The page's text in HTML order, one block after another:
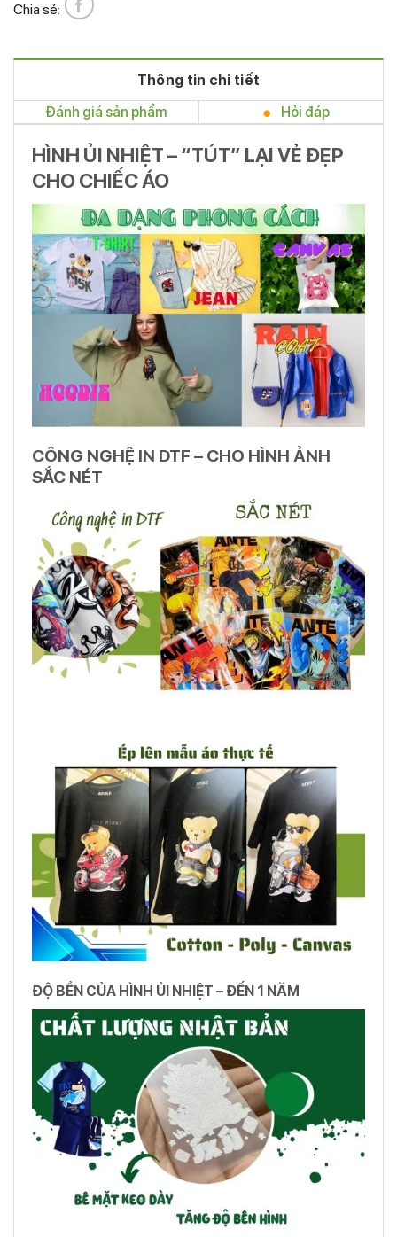
Chia sẻ:
Thông tin chi tiết
Đánh giá sản phẩm
Hỏi đáp
HÌNH ỦI NHIỆT – “TÚT” LẠI VẺ ĐẸP
CHO CHIẾC ÁO
CÔNG NGHỆ IN DTF – CHO HÌNH ẢNH
SẮC NÉT
ĐỘ BỀN CỦA HÌNH ỦI NHIỆT – ĐẾN 1 NĂM